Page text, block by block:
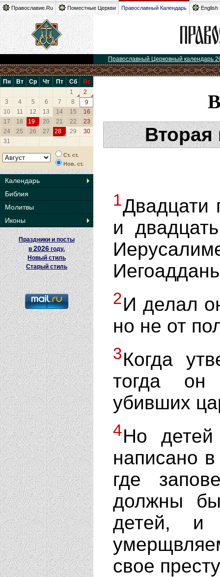
Православие.Ru Поместные Церкви Православный Календарь English
Православный Церковный календарь
Пн Вт Ср Чт Пт Сб
Вс
1
2
3
4 5 6 7 8
9
10
11 12 13 14 15
16
17
18 19 20 21 22
23
24
25 26 27 28 29
30
31
Ст. ст.
Нов. ст.
Календарь
Библия
Молитвы
Иконы
Праздники и посты
в2026 году.
Новый стиль
Старый стиль
Вторая
1Двадцати
и
2И делал
но не от
3Когда
тогда он
убивших
4Но
написано
где
должны
детей, и
свое